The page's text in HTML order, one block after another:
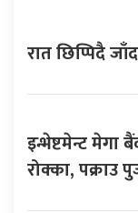
रात छिप्पिदै
इन्भेष्टमेन्ट
रोक्का, पक्राउ